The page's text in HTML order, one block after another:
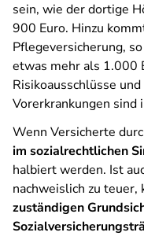
sein, wie der dortige
900 Euro. Hinzu
Pflegeversicherung,
etwas mehr als 1.000
Risikoausschlüsse
Vorerkrankungen
Wenn Versicherte
im sozialrechtlichen
halbiert werden. Ist
nachweislich zu teuer,
zuständigen